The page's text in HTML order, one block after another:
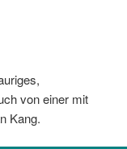
von einer mit
Kang.